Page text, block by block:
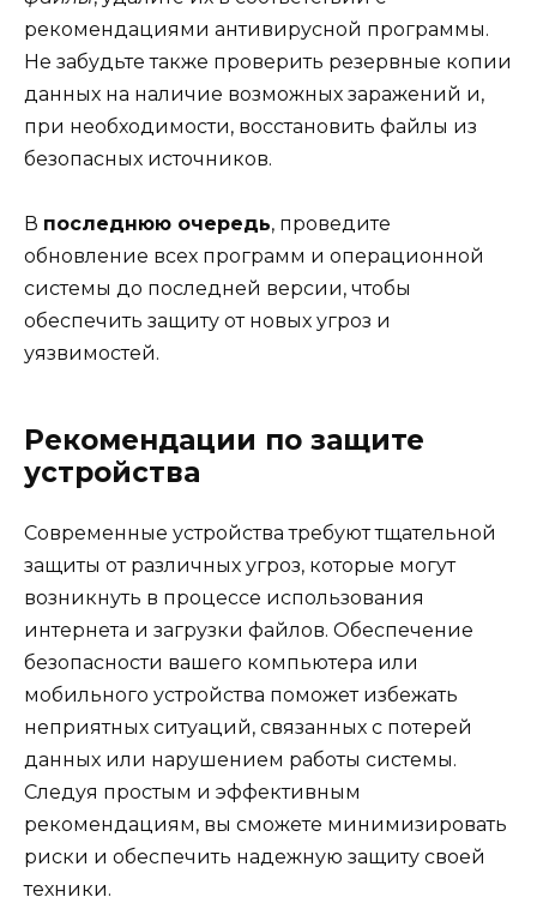
рекомендациями антивирусной программы.
Не забудьте также проверить резервные копии
данных на наличие возможных заражений и,
при необходимости, восстановить файлы из
безопасных источников.
В последнюю очередь, проведите
обновление всех программ и операционной
системы до последней версии, чтобы
обеспечить защиту от новых угроз и
уязвимостей.
Рекомендации по защите
устройства
Современные устройства требуют тщательной
защиты от различных угроз, которые могут
возникнуть в процессе использования
интернета и загрузки файлов. Обеспечение
безопасности вашего компьютера или
мобильного устройства поможет избежать
неприятных ситуаций, связанных с потерей
данных или нарушением работы системы.
Следуя простым и эффективным
рекомендациям, вы сможете минимизировать
риски и обеспечить надежную защиту своей
техники.